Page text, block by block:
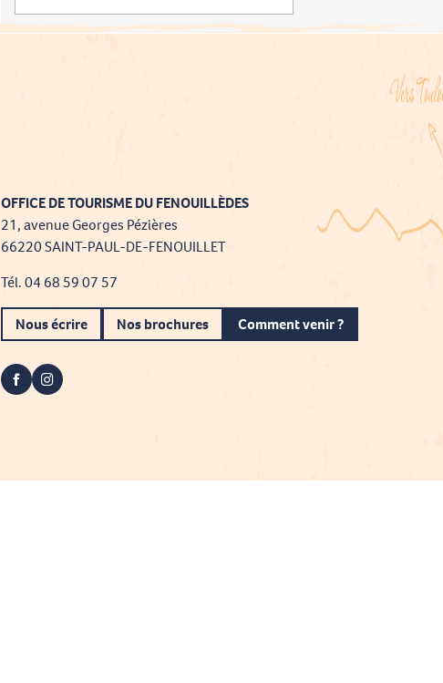
OFFICE DE TOURISME DU FENOUILLÈDES
21, avenue Georges Pézières
66220 SAINT-PAUL-DE-FENOUILLET
Tél. 04 68 59 07 57
Nous écrire Nos brochures Comment venir ?